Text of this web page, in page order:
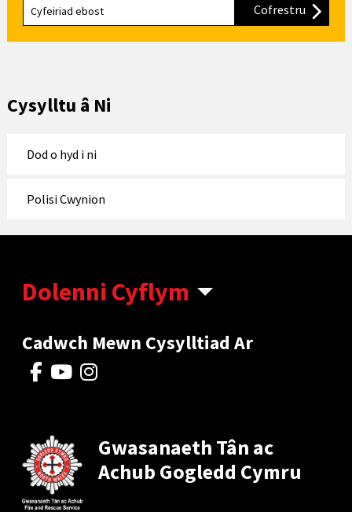
Cofrestru i'n
Cysylltu â Ni
Dod o hyd i ni
Polisi Cwynion
Dolenni Cyflym
Cadwch Mewn Cysylltiad Ar
Gwasanaeth Tân ac
Achub Gogledd Cymru